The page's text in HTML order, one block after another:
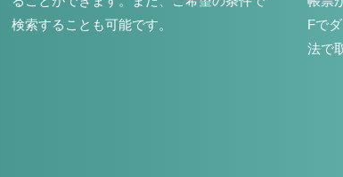
検索することも可能です。
Fで
法で